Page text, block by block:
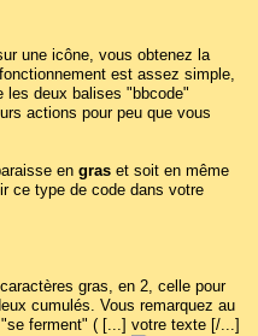
une icône, vous obtenez la
est assez simple,
les deux balises "bbcode"
actions pour peu que vous
en gras et soit en même
ce type de code dans votre
gras, en 2, celle pour
cumulés. Vous remarquez au
ferment" ( [...] votre texte [/...]